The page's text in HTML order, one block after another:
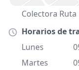
Colectora Ruta
Horarios de
Lunes
Martes